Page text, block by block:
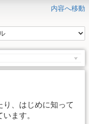
内容へ移動
、はじめに知って
ます。